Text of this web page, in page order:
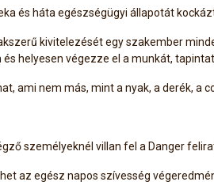
és háta egészségügyi állapotát
kivitelezését egy szakember
és helyesen végezze el a munkát,
ami nem más, mint a nyak, a derék,
személyeknél villan fel a Danger
az egész napos szívesség